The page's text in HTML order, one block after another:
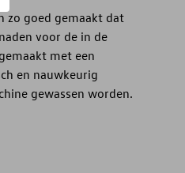
zo goed gemaakt dat
voor de in de
met een
en nauwkeurig
gewassen worden.